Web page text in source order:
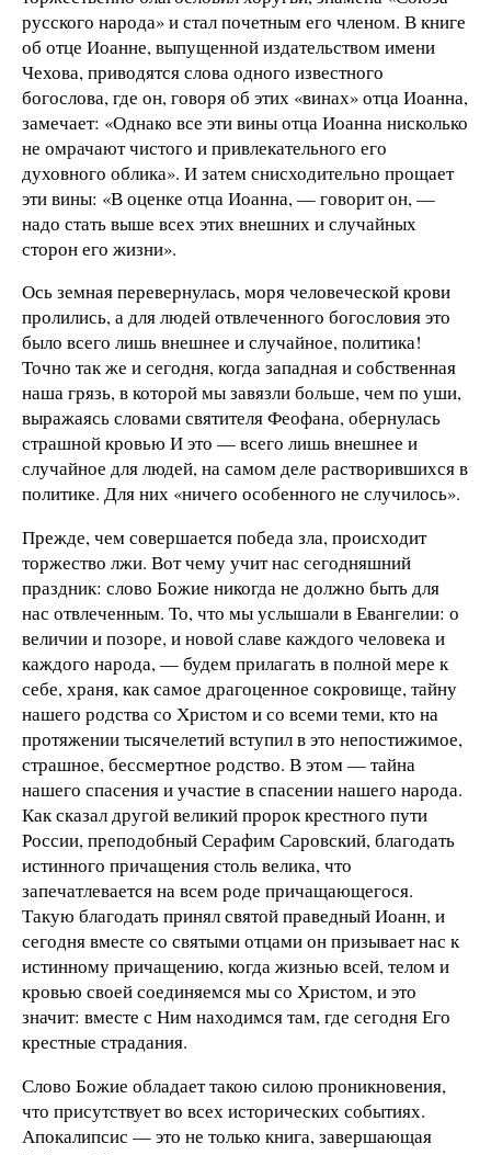
русского народа» и стал почетным его членом. В книге
об отце Иоанне, выпущенной издательством имени
Чехова, приводятся слова одного известного
богослова, где он, говоря об этих «винах» отца Иоанна,
замечает: «Однако все эти вины отца Иоанна нисколько
не омрачают чистого и привлекательного его
духовного облика». И затем снисходительно прощает
эти вины: «В оценке отца Иоанна, — говорит он, —
надо стать выше всех этих внешних и случайных
сторон его жизни».
Ось земная перевернулась, моря человеческой крови
пролились, а для людей отвлеченного богословия это
было всего лишь внешнее и случайное, политика!
Точно так же и сегодня, когда западная и собственная
наша грязь, в которой мы завязли больше, чем по уши,
выражаясь словами святителя Феофана, обернулась
страшной кровью И это — всего лишь внешнее и
случайное для людей, на самом деле растворившихся в
политике. Для них «ничего особенного не случилось».
Прежде, чем совершается победа зла, происходит
торжество лжи. Вот чему учит нас сегодняшний
праздник: слово Божие никогда не должно быть для
нас отвлеченным. То, что мы услышали в Евангелии: о
величии и позоре, и новой славе каждого человека и
каждого народа, — будем прилагать в полной мере к
себе, храня, как самое драгоценное сокровище, тайну
нашего родства со Христом и со всеми теми, кто на
протяжении тысячелетий вступил в это непостижимое,
страшное, бессмертное родство. В этом — тайна
нашего спасения и участие в спасении нашего народа.
Как сказал другой великий пророк крестного пути
России, преподобный Серафим Саровский, благодать
истинного причащения столь велика, что
запечатлевается на всем роде причащающегося.
Такую благодать принял святой праведный Иоанн, и
сегодня вместе со святыми отцами он призывает нас к
истинному причащению, когда жизнью всей, телом и
кровью своей соединяемся мы со Христом, и это
значит: вместе с Ним находимся там, где сегодня Его
крестные страдания.
Слово Божие обладает такою силою проникновения,
что при­сут­ствует во всех исторических событиях.
Апокалипсис — это не только книга, завершающая